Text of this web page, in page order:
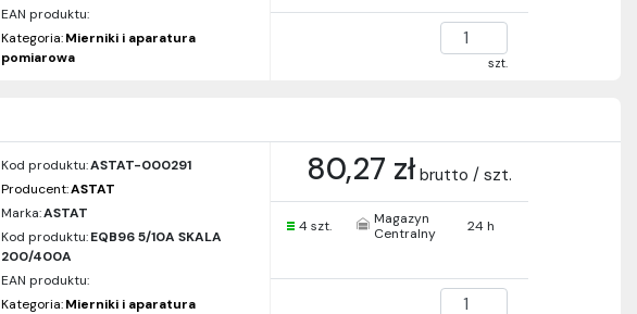
EAN produktu:
Kategoria:Mierniki i aparatura
pomiarowa
szt.
Kod produktu:ASTAT-000291
Producent:ASTAT
Marka:ASTAT
Kod produktu:EQB96 5/10A SKALA
200/400A
EAN produktu:
Kategoria:Mierniki i aparatura
80,27 zł brutto / szt.
4 szt.
Magazyn
Centralny
24 h